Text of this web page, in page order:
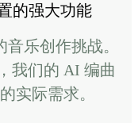
的强大功能
乐创作挑战。
我们的 AI 编曲
实际需求。